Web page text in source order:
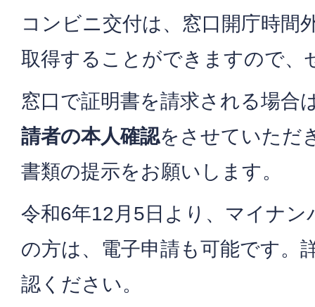
コンビニ交付は、窓口開庁時間
取得することができますので、
窓口で証明書を請求される場合
請者の本人確認をさせていただ
書類の提示をお願いします。
令和6年12月5日より、マイナ
の方は、電子申請も可能です。
認ください。